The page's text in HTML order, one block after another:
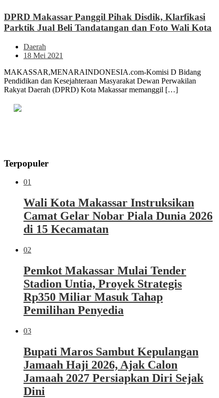
DPRD Makassar Panggil Pihak Disdik, Klarfikasi
Parktik Jual Beli Tandatangan dan Foto Wali Kota
Daerah
18 Mei 2021
MAKASSAR,MENARAINDONESIA.com-Komisi D Bidang
Pendidikan dan Kesejahteraan Masyarakat Dewan Perwakilan
Rakyat Daerah (DPRD) Kota Makassar memanggil […]
Terpopuler
01
Wali Kota Makassar Instruksikan
Camat Gelar Nobar Piala Dunia 2026
di 15 Kecamatan
02
Pemkot Makassar Mulai Tender
Stadion Untia, Proyek Strategis
Rp350 Miliar Masuk Tahap
Pemilihan Penyedia
03
Bupati Maros Sambut Kepulangan
Jamaah Haji 2026, Ajak Calon
Jamaah 2027 Persiapkan Diri Sejak
Dini